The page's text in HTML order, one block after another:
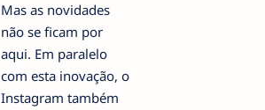
Mas as novidades
não se ficam por
aqui. Em paralelo
com esta inovação, o
Instagram também